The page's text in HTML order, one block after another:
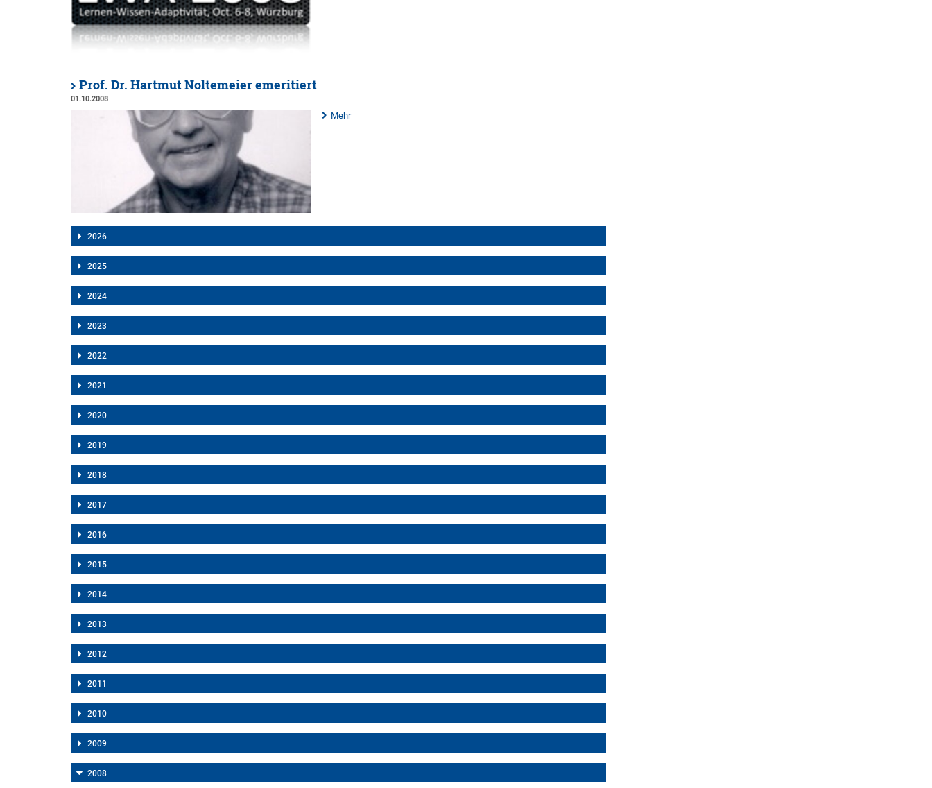
Prof. Dr. Hartmut Noltemeier emeritiert
01.10.2008
Mehr
2026
2025
2024
2023
2022
2021
2020
2019
2018
2017
2016
2015
2014
2013
2012
2011
2010
2009
2008